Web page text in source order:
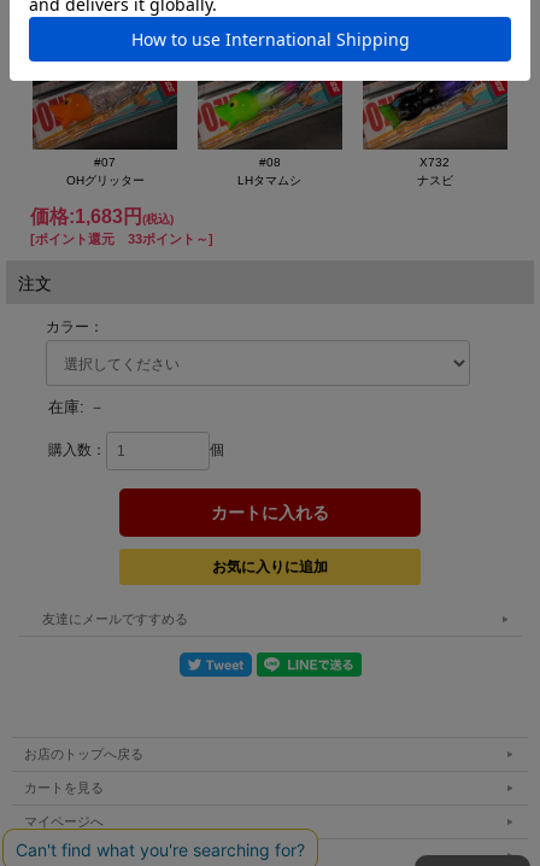
と泡で誘い、点での食わせを得意とします。
操り方のコツを掴めば、小粒な見た目を裏切るスプラッシュで、
【SPEC】
Size：60mm
Weight：6.6g
Type：topwater
Hook：#8×2
Ring：#2
#04
#07
OHグリッター
#08
LHタマムシ
X732
ナスビ
価格:1,683円 (税込)
[ポイント還元 33ポイント～]
注文
カラー：
在庫: －
購入数： 個
友達にメールですすめる
お店のトップへ戻る
カートを見る
マイページへ
ご利用案内